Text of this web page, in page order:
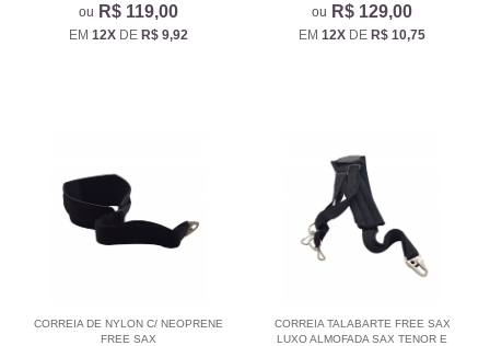
R$ 119,00
EM 12XDE R$ 9,92
R$ 129,00
EM 12X DE R$ 10,75
CORREIA DE NYLON C/ NEOPRENE
FREE SAX
CORREIA TALABARTE FREE SAX
LUXO ALMOFADA SAX TENOR E